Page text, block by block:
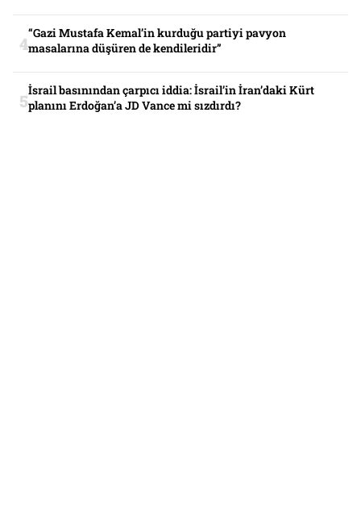
“Gazi Mustafa Kemal’in kurduğu partiyi pavyon
masalarına düşüren de kendileridir”
İsrail basınından çarpıcı iddia: İsrail’in İran’daki Kürt
planını Erdoğan’a JD Vance mi sızdırdı?